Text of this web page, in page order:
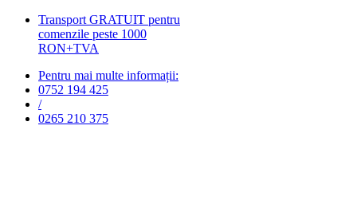
Transport GRATUIT pentru
comenzile peste 1000
RON+TVA
Pentru mai multe informații:
0752 194 425
/
0265 210 375